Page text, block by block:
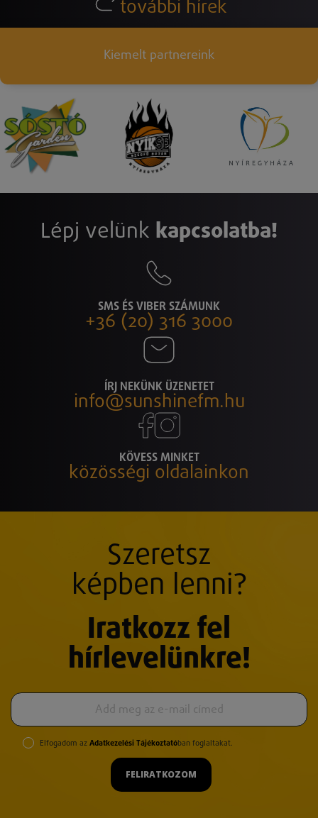
további hírek
Kiemelt partnereink
Lépj velünk kapcsolatba!
SMS ÉS VIBER SZÁMUNK
+36 (20) 316 3000
ÍRJ NEKÜNK ÜZENETET
info@sunshinefm.hu
KÖVESS MINKET
közösségi oldalainkon
Szeretsz
képben lenni?
Iratkozz fel
hírlevelünkre!
Elfogadom az Adatkezelési Tájékoztatóban foglaltakat.
FELIRATKOZOM